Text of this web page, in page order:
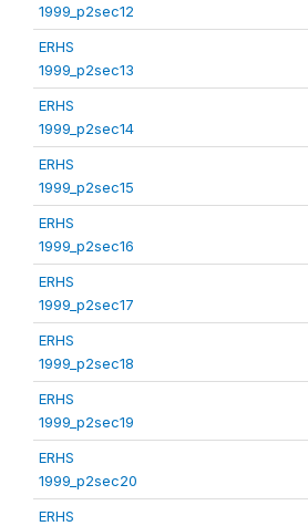
1999_p2sec12
ERHS
1999_p2sec13
ERHS
1999_p2sec14
ERHS
1999_p2sec15
ERHS
1999_p2sec16
ERHS
1999_p2sec17
ERHS
1999_p2sec18
ERHS
1999_p2sec19
ERHS
1999_p2sec20
ERHS